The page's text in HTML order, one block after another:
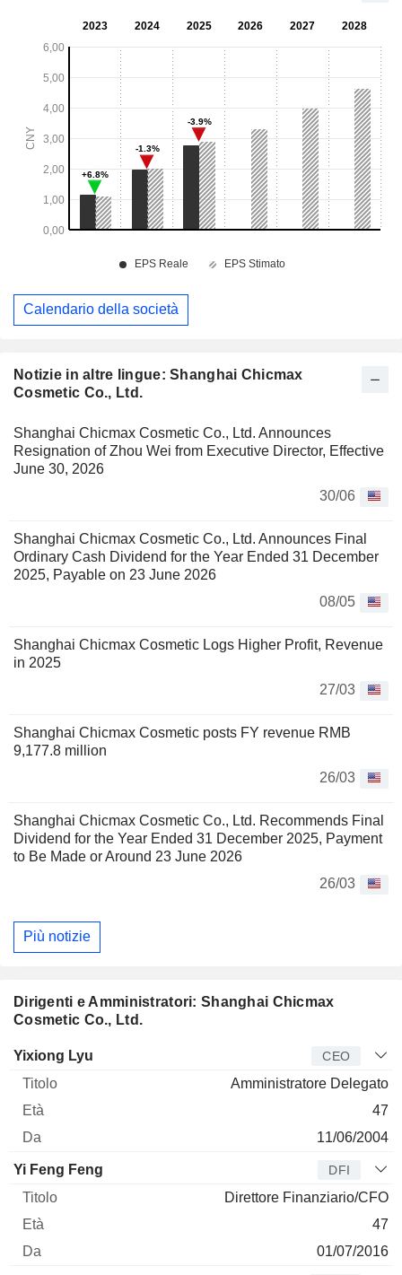
Notizie in altre lingue: Shanghai Chicmax
Cosmetic Co., Ltd.
Shanghai Chicmax Cosmetic Co., Ltd. Announces
Resignation of Zhou Wei from Executive Director, Effective
June 30, 2026
30/06
Shanghai Chicmax Cosmetic Co., Ltd. Announces Final
Ordinary Cash Dividend for the Year Ended 31 December
2025, Payable on 23 June 2026
08/05
Shanghai Chicmax Cosmetic Logs Higher Profit, Revenue
in 2025
27/03
Shanghai Chicmax Cosmetic posts FY revenue RMB
9,177.8 million
26/03
Shanghai Chicmax Cosmetic Co., Ltd. Recommends Final
Dividend for the Year Ended 31 December 2025, Payment
to Be Made or Around 23 June 2026
26/03
Più notizie
Dirigenti e Amministratori: Shanghai Chicmax
Cosmetic Co., Ltd.
Manager Titolo
Yixiong Lyu CEO
Amministratore Delegato
47
11/06/2004
Yi Feng Feng DFI
Direttore Finanziario/CFO
47
01/07/2016
Calendario della società